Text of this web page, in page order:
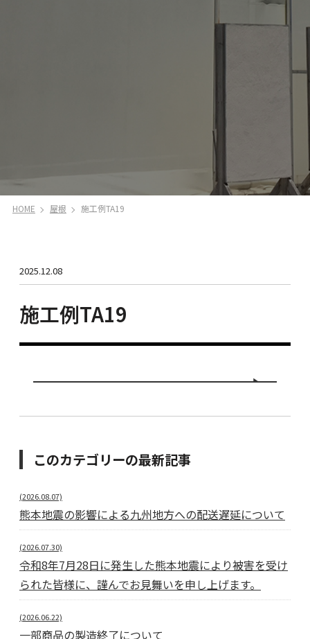
HOME 屋根 施工例TA19
2025.12.08
施工例TA19
このカテゴリーの最新記事
(2026.08.07)
熊本地震の影響による九州地方への配送遅延について
(2026.07.30)
令和8年7月28日に発生した熊本地震により被害を受け
られた皆様に、謹んでお見舞いを申し上げます。
(2026.06.22)
一部商品の製造終了について